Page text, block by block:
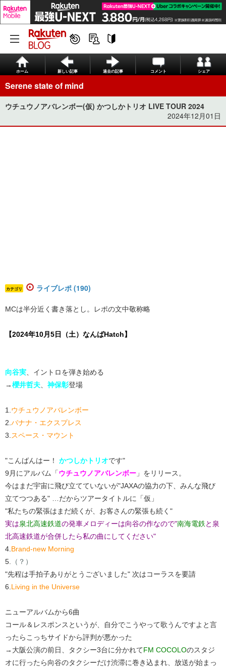
ホーム 新しい記事 過去の記事 コメント シェア
Serene state of mind
ウチュウノアバレンボー(仮) かつしかトリオ LIVE TOUR 2024
2024年12月01日
カテゴリ ライブレポ (190)
MCは半分近く書き落とし。レポの文中敬称略
【2024年10月5日（土）なんばHatch】
向谷実 、イントロを弾き始める
→櫻井哲夫 神保彰登場
1. ウチュウノアバレンボー
2. バナナ・エクスプレス
3. スペース・マウント
"こんばんはー！ かつしかトリオです"
9月にアルバム「ウチュウノアバレンボー 」をリリース。
今はまだ宇宙に飛び立てていないが"JAXAの協力の下、みんな飛び
立てつつある" …だからツアータイトルに「仮」
"私たちの緊張はまだ続くが、お客さんの緊張も続く"
実は泉北高速鉄道の発車メロディーは向谷の作なので"南海電鉄と泉
北高速鉄道が合併したら私の曲にしてください"
4. Brand-new Morning
5.
（？）
"先程は手拍子ありがとうございました" 次はコーラスを要請
6. Living in the Universe
ニューアルバムから6曲
コール＆レスポンスというが、自分でこうやって歌うんですよと言
ったらこっちサイドから評判が悪かった
→大阪公演の前日、タクシー3台に分かれてFM COCOLOのスタジ
オに行ったら向谷のタクシーだけ渋滞に巻き込まれ、放送が始まっ